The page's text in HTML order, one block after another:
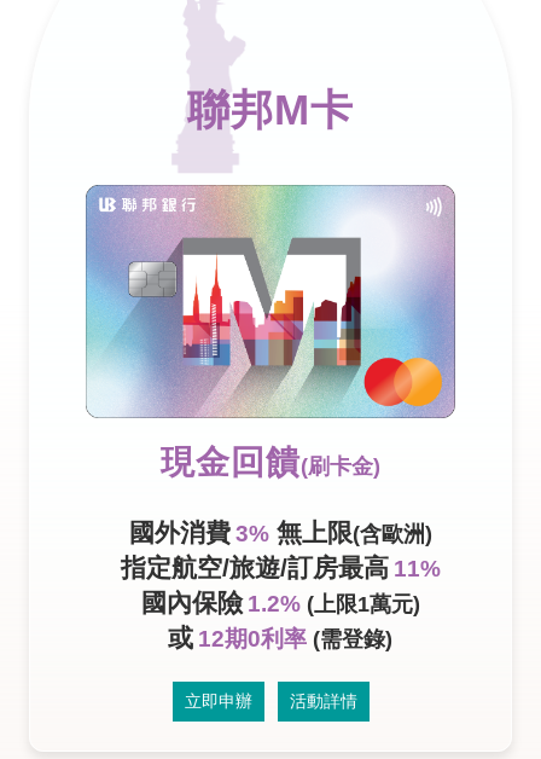
聯邦M卡
現金回饋(刷卡金)
國外消費 3%無上限(含歐洲)
指定航空/旅遊/訂房最高 11%
國內保險 1.2%(上限1萬元)
或 12期0利率 (需登錄)
立即申辦 活動詳情